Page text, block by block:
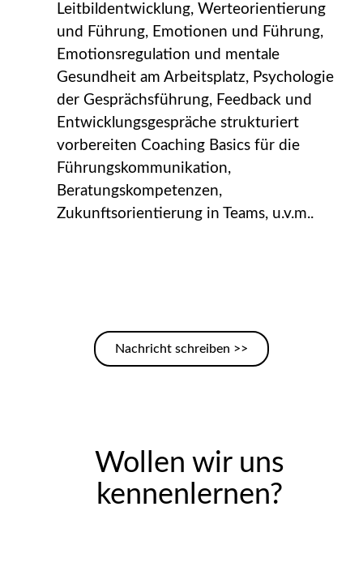
Leitbildentwicklung, Werteorientierung
und Führung, Emotionen und Führung,
Emotionsregulation und mentale
Gesundheit am Arbeitsplatz, Psychologie
der Gesprächsführung, Feedback und
Entwicklungsgespräche strukturiert
vorbereiten Coaching Basics für die
Führungskommunikation,
Beratungskompetenzen,
Zukunftsorientierung in Teams, u.v.m..
Nachricht schreiben >>
Wollen wir uns
kennenlernen?